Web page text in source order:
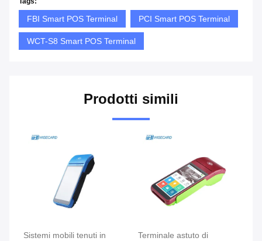
FBI Smart POS Terminal PCI Smart POS Terminal
WCT-S8 Smart POS Terminal
Prodotti simili
Sistemi mobili tenuti in
Terminale astuto di